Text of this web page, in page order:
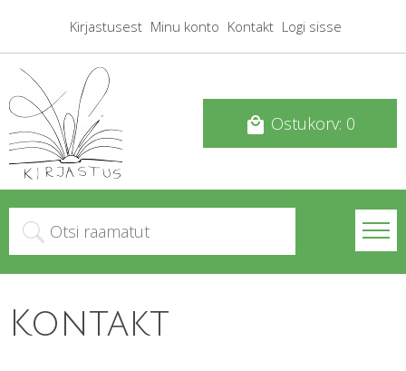
Kirjastusest Minu konto Kontakt Logi sisse
local_mall Ostukorv: 0
Kontakt